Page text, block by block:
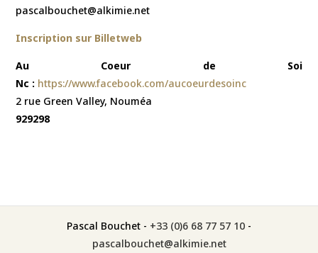
pascalbouchet@alkimie.net
Inscription sur Billetweb
Au Coeur de Soi
Nc : https://www.facebook.com/aucoeurdesoinc
2 rue Green Valley, Nouméa
929298
Pascal Bouchet - +33 (0)6 68 77 57 10 -
pascalbouchet@alkimie.net